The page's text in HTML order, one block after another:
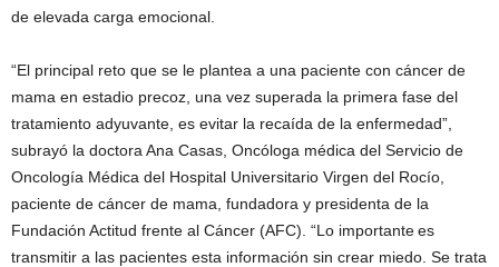
de elevada carga emocional.
“El principal reto que se le plantea a una paciente con cáncer de
mama en estadio precoz, una vez superada la primera fase del
tratamiento adyuvante, es evitar la recaída de la enfermedad”,
subrayó la doctora Ana Casas, Oncóloga médica del Servicio de
Oncología Médica del Hospital Universitario Virgen del Rocío,
paciente de cáncer de mama, fundadora y presidenta de la
Fundación Actitud frente al Cáncer (AFC). “Lo importante es
transmitir a las pacientes esta información sin crear miedo. Se trata